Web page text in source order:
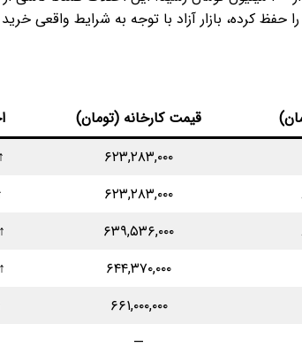
قیمت کارخانه (تومان)
۶۲۳,۲۸۳,۰۰۰ ↑ ۲۴۶,۷۱۷,۰۰۰
۶۲۳,۲۸۳,۰۰۰ ↑
۶۳۹,۵۳۶,۰۰۰ ↑
۶۴۴,۳۷۰,۰۰۰ ↑
۶۶۱,۰۰۰,۰۰۰
—